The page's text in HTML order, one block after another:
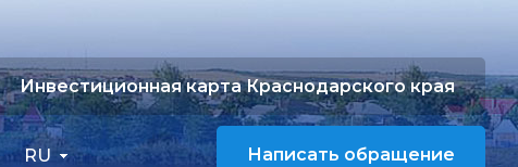
RU
Инвестиционная карта Краснодарского края
Написать обращение